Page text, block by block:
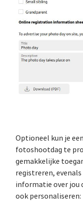
Optioneel kun je
fotoshootdag te
gemakkelijke
registreren,
informatie over jou
ook personaliseren: